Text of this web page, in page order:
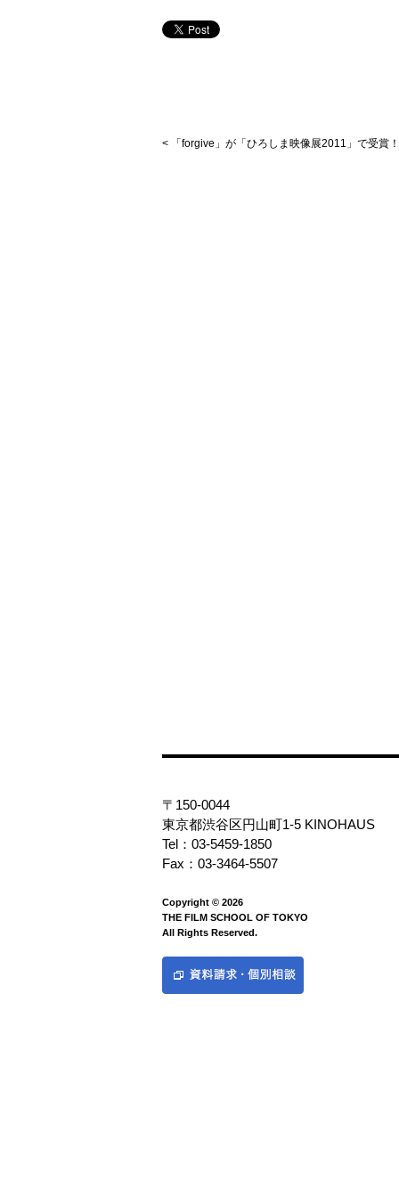
< 「forgive」が「ひろしま映像展2011」で受賞！
〒150-0044
東京都渋谷区円山町1-5 KINOHAUS
Tel：03-5459-1850
Fax：03-3464-5507
Copyright © 2026
THE FILM SCHOOL OF TOKYO
All Rights Reserved.